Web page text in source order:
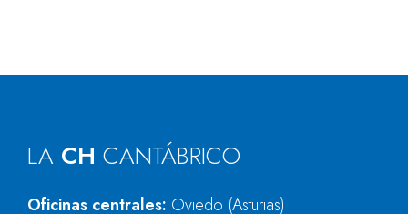
LA CH CANTÁBRICO
Oficinas centrales: Oviedo (Asturias)